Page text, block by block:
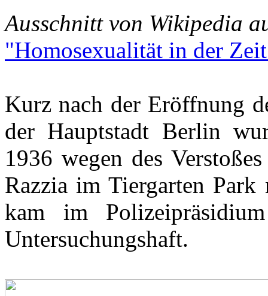
Ausschnitt von Wikipedia
"Homosexualität in der
Kurz nach der Eröffnung
der Hauptstadt Berlin
1936 wegen des
Razzia im Tiergarten
kam im
Untersuchungshaft.